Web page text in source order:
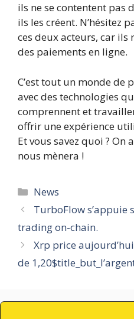
ils ne se contentent pas
ils les créent. N’hésitez
ces deux acteurs, car ils
des paiements en ligne.
C’est tout un monde de
avec des technologies
comprennent et
offrir une expérience
Et vous savez quoi ? On
nous mènera !
Catégories
News
TurboFlow s’appuie
trading on-chain.
Xrp price
de